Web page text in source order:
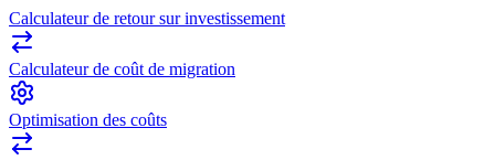
Calculateur de retour sur investissement
Calculateur de coût de migration
Optimisation des coûts